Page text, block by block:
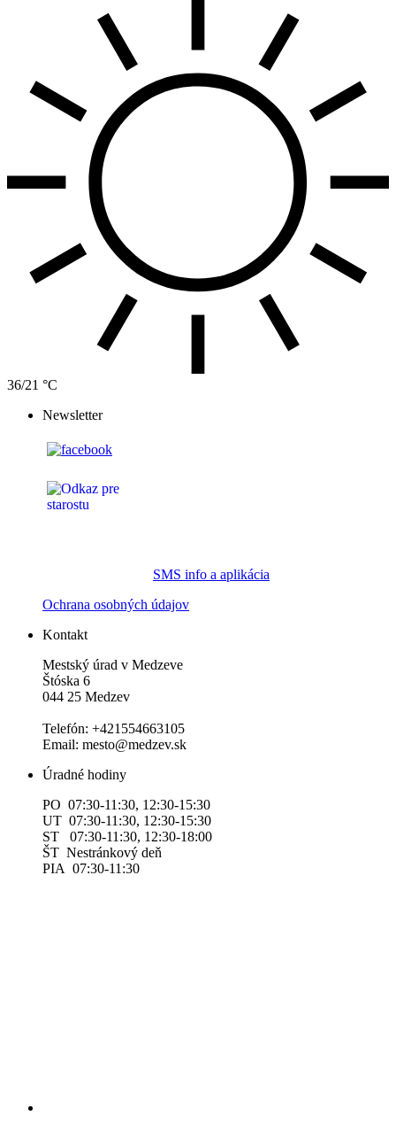
36/21 °C
Newsletter
SMS info a aplikácia
Ochrana osobných údajov
Kontakt
Mestský úrad v Medzeve
Štóska 6
044 25 Medzev
Telefón: +421554663105
Email: mesto@medzev.sk
Úradné hodiny
PO 07:30-11:30, 12:30-15:30
UT 07:30-11:30, 12:30-15:30
ST 07:30-11:30, 12:30-18:00
ŠT Nestránkový deň
PIA 07:30-11:30